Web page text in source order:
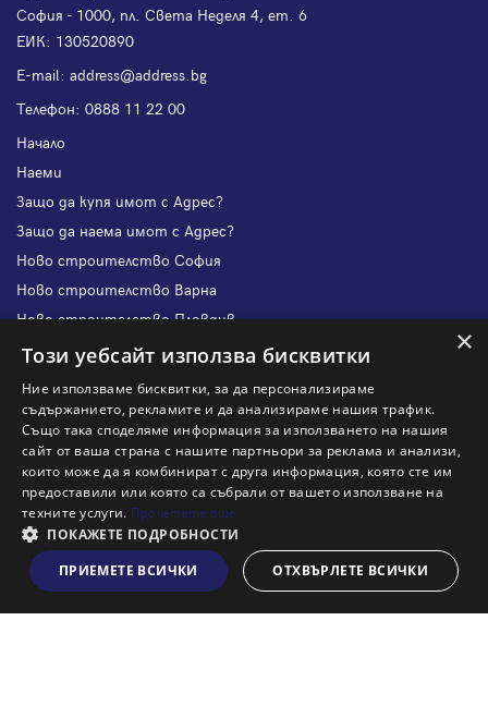
Виж на картата
София - 1000, пл. Света Неделя 4, ет. 6
ЕИК: 130520890
Е-mail: address@address.bg
Телефон: 0888 11 22 00
Начало
Наеми
Защо да купя имот с Адрес?
Защо да наема имот с Адрес?
Ново строителство София
Ново строителство Варна
Ново строителство Пловдив
Ново строителство Бургас
Защо да отдам имот с Адрес?
Наши офиси
Кариери
Кои сме ние?
Франчайз
Блог
Искаш ли да получаваш актуална информация за пазара
на недвижими имоти?
×
Този уебсайт използва бисквитки
Ние използваме бисквитки, за да персонализираме
съдържанието, рекламите и да анализираме нашия трафик.
Също така споделяме информация за използването на нашия
сайт от ваша страна с нашите партньори за реклама и анализи,
които може да я комбинират с друга информация, която сте им
предоставили или която са събрали от вашето използване на
техните услуги. Прочетете още
ПОКАЖЕТЕ ПОДРОБНОСТИ
ПРИЕМЕТЕ ВСИЧКИ
ОТХВЪРЛЕТЕ ВСИЧКИ